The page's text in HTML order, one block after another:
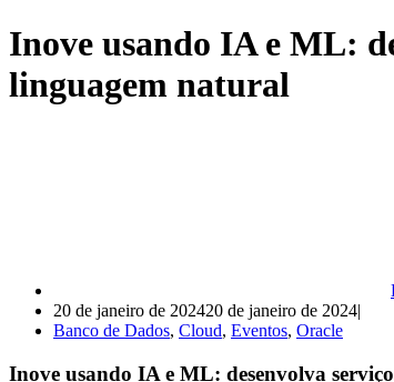
Inove usando IA e ML:
linguagem natural
20 de janeiro de 202420 de janeiro de 2024
Banco de Dados, Cloud, Eventos, Oracle
Inove usando IA e ML: desenvolva